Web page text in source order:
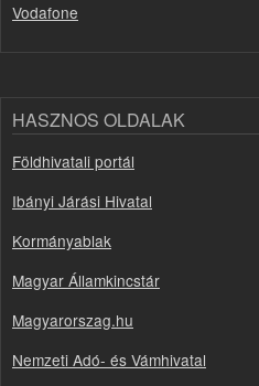
Vodafone
HASZNOS OLDALAK
Földhivatali portál
Ibányi Járási Hivatal
Kormányablak
Magyar Államkincstár
Magyarorszag.hu
Nemzeti Adó- és Vámhivatal